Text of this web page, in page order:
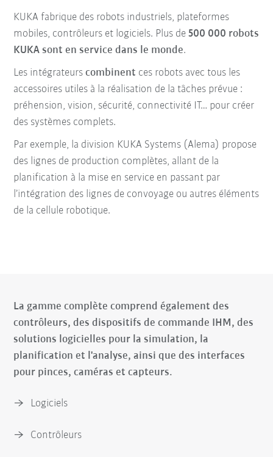
KUKA fabrique des robots industriels, plateformes
mobiles, contrôleurs et logiciels. Plus de500 000 robots
KUKA sont en service dans le monde.
Les intégrateurscombinent ces robots avec tous les
accessoires utiles à la réalisation de la tâches prévue :
préhension, vision, sécurité, connectivité IT… pour créer
des systèmes complets.
Par exemple, la division KUKA Systems (Alema) propose
des lignes de production complètes, allant de la
planification à la mise en service en passant par
l’intégration des lignes de convoyage ou autres éléments
de la cellule robotique.
La gamme complète comprend également des
contrôleurs, des dispositifs de commande IHM, des
solutions logicielles pour la simulation, la
planification et l'analyse, ainsi que des interfaces
pour pinces, caméras et capteurs.
Logiciels
Contrôleurs